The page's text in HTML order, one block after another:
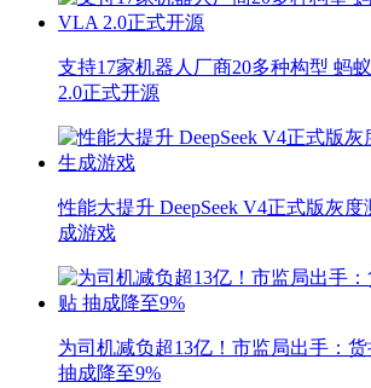
支持17家机器人厂商20多种构型 蚂
2.0正式开源
性能大提升 DeepSeek V4正式版灰
成游戏
为司机减负超13亿！市监局出手：
抽成降至9%